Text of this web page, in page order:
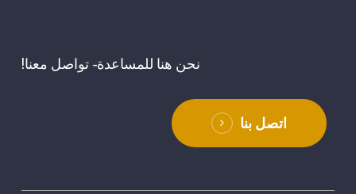
نحن هنا للمساعدة - تواصل معنا!
اتصل بنا